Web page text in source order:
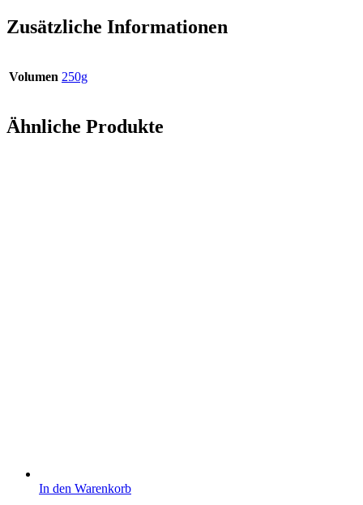
Zusätzliche Informationen
Volumen 250g
Ähnliche Produkte
In den Warenkorb